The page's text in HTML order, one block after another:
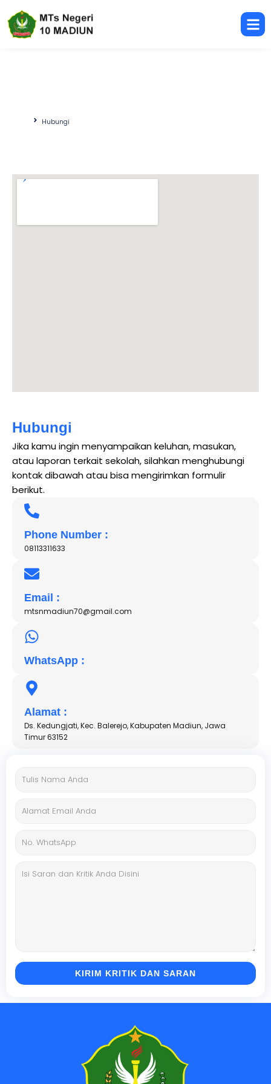
Hubungi
Hubungi
Jika kamu ingin menyampaikan keluhan, masukan,
atau laporan terkait sekolah, silahkan menghubungi
kontak dibawah atau bisa mengirimkan formulir
berikut.
Phone Number :
08113311633
Email :
mtsnmadiun70@gmail.com
WhatsApp :
Alamat :
Ds. Kedungjati, Kec. Balerejo, Kabupaten Madiun, Jawa
Timur 63152
KIRIM KRITIK DAN SARAN